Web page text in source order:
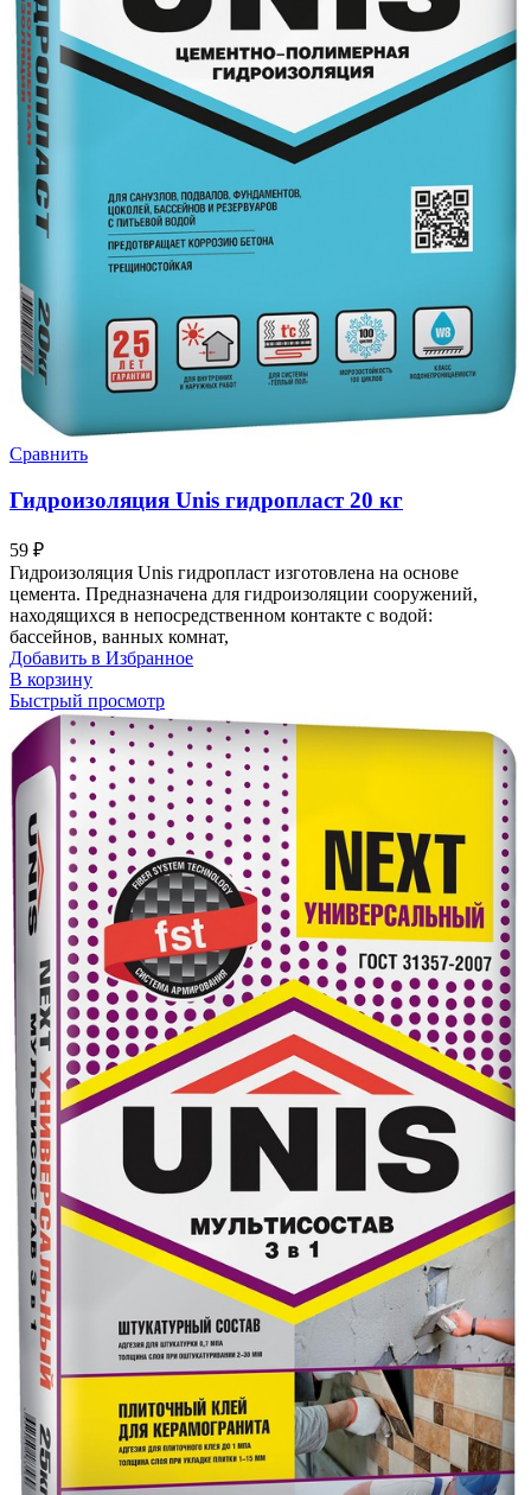
Сравнить
Гидроизоляция Unis гидропласт 20 кг
59 ₽
Гидроизоляция Unis гидропласт изготовлена на основе
цемента. Предназначена для гидроизоляции сооружений,
находящихся в непосредственном контакте с водой:
бассейнов, ванных комнат,
Добавить в Избранное
В корзину
Быстрый просмотр